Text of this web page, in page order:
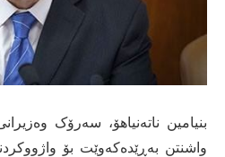
بنیامین ناتەنیاھۆ، سەرۆک
واشنتن بەڕێدەکەوێت بۆ